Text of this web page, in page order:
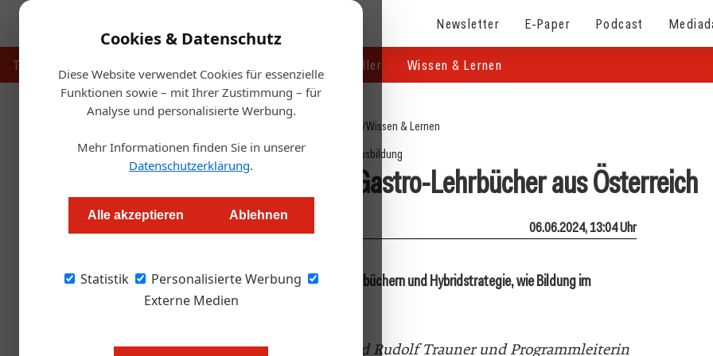
Cookies & Datenschutz
Diese Website verwendet Cookies für essenzielle
Funktionen sowie – mit Ihrer Zustimmung – für
Analyse und personalisierte Werbung.
Mehr Informationen finden Sie in unserer
Datenschutzerklärung.
Alle akzeptieren Ablehnen
Statistik
Personalisierte Werbung
Externe Medien
Newsletter E-Paper Podcast
Touristik Handel & Hersteller Wissen & Lernen
/Wissen & Lernen
Ausbildung
Deutsche Schulen setzen auf Gastro-Lehrbücher aus Österreich
Redaktion.OEGZ 06.06.2024, 13:04 Uhr
Der Linzer Trauner Verlag zeigt mit neuen Schulbüchern und Hybridstrategie, wie Bildung im
digitalen Zeitalter gelingen kann.
Bild oben: Verlagschefs Sonja (l.) und Rudolf Trauner und Programmleiterin